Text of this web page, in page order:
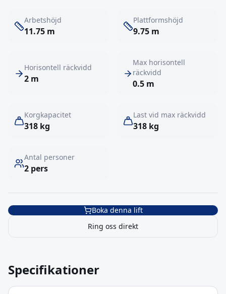
Arbetshöjd
11.75 m
Plattformshöjd
9.75 m
Horisontell räckvidd
2 m
Max horisontell
räckvidd
0.5 m
Korgkapacitet
318 kg
Last vid max räckvidd
318 kg
Antal personer
2 pers
Boka denna lift
Ring oss direkt
Specifikationer